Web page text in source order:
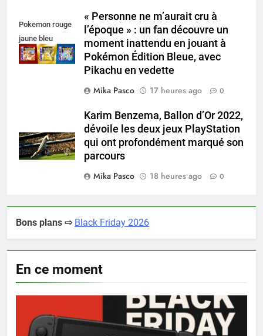
Pokemon rouge
jaune bleu
« Personne ne m’aurait cru à
l’époque » : un fan découvre un
moment inattendu en jouant à
Pokémon Édition Bleue, avec
Pikachu en vedette
Mika Pasco
17 heures ago 0
Karim Benzema, Ballon d’Or 2022,
dévoile les deux jeux PlayStation
qui ont profondément marqué son
parcours
Mika Pasco
18 heures ago 0
Bons plans ⇨ Black Friday 2026
En ce moment